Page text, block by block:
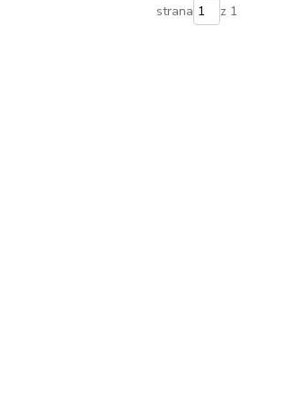
strana z 1